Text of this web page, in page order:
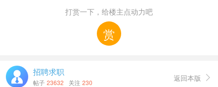
打赏一下，给楼主点动力吧
赏
招聘求职
帖子 23632 关注 230 返回本版 